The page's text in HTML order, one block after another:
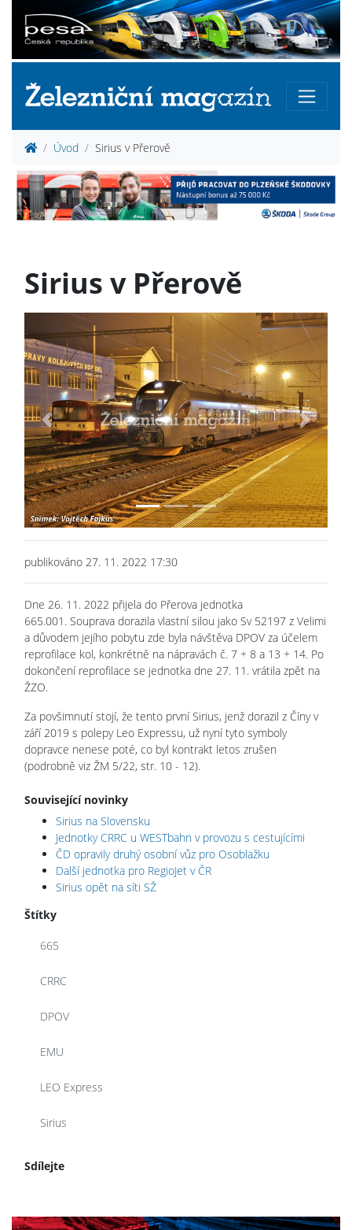
Úvod Sirius v Přerově
Sirius v Přerově
Previous Next
publikováno 27. 11. 2022 17:30
Dne 26. 11. 2022 přijela do Přerova jednotka
665.001. Souprava dorazila vlastní silou jako Sv 52197 z Velimi
a důvodem jejího pobytu zde byla návštěva DPOV za účelem
reprofilace kol, konkrétně na nápravách č. 7 + 8 a 13 + 14. Po
dokončení reprofilace se jednotka dne 27. 11. vrátila zpět na
ŽZO.
Za povšimnutí stojí, že tento první Sirius, jenž dorazil z Číny v
září 2019 s polepy Leo Expressu, už nyní tyto symboly
dopravce nenese poté, co byl kontrakt letos zrušen
(podrobně viz ŽM 5/22, str. 10 - 12).
Související novinky
Sirius na Slovensku
Jednotky CRRC u WESTbahn v provozu s cestujícími
ČD opravily druhý osobní vůz pro Osoblažku
Další jednotka pro RegioJet v ČR
Sirius opět na síti SŽ
Štítky
665
CRRC
DPOV
EMU
LEO Express
Sirius
Sdílejte